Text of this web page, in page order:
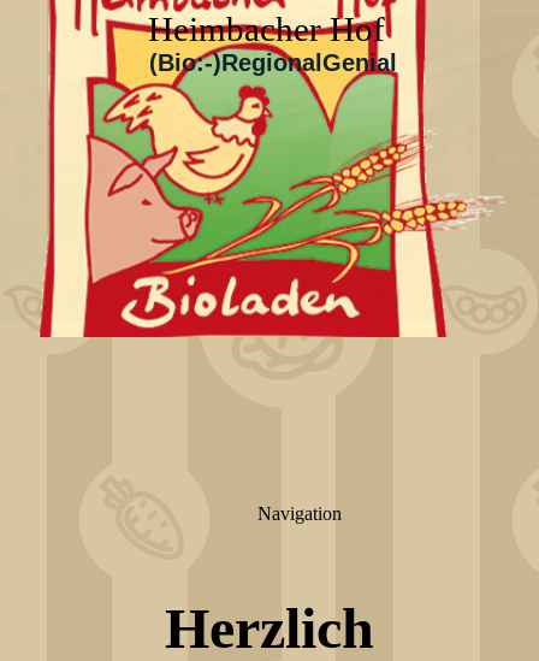
Heimbacher Hof
(Bio:-)RegionalGenial
Navigation
Herzlich